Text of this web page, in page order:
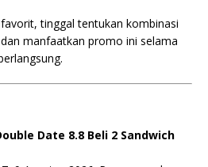
tinggal tentukan kombinasi
manfaatkan promo ini selama
Date 8.8 Beli 2 Sandwich